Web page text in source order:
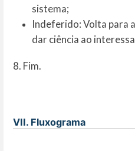
sistema;
Indeferido: Volta para
dar ciência ao
8. Fim.
VII. Fluxograma